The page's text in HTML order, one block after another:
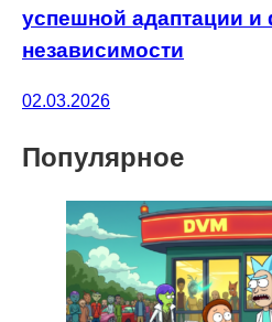
успешной адаптации
независимости
02.03.2026
Популярное